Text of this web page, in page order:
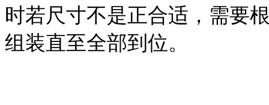
时若尺寸不是正合适，需要
组装直至全部到位。